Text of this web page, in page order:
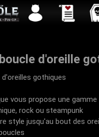
50 26 57 88 Newsletter
boucle d'oreille
gothiques
vous propose une
rock ou steampunk
style jusqu'au bout des